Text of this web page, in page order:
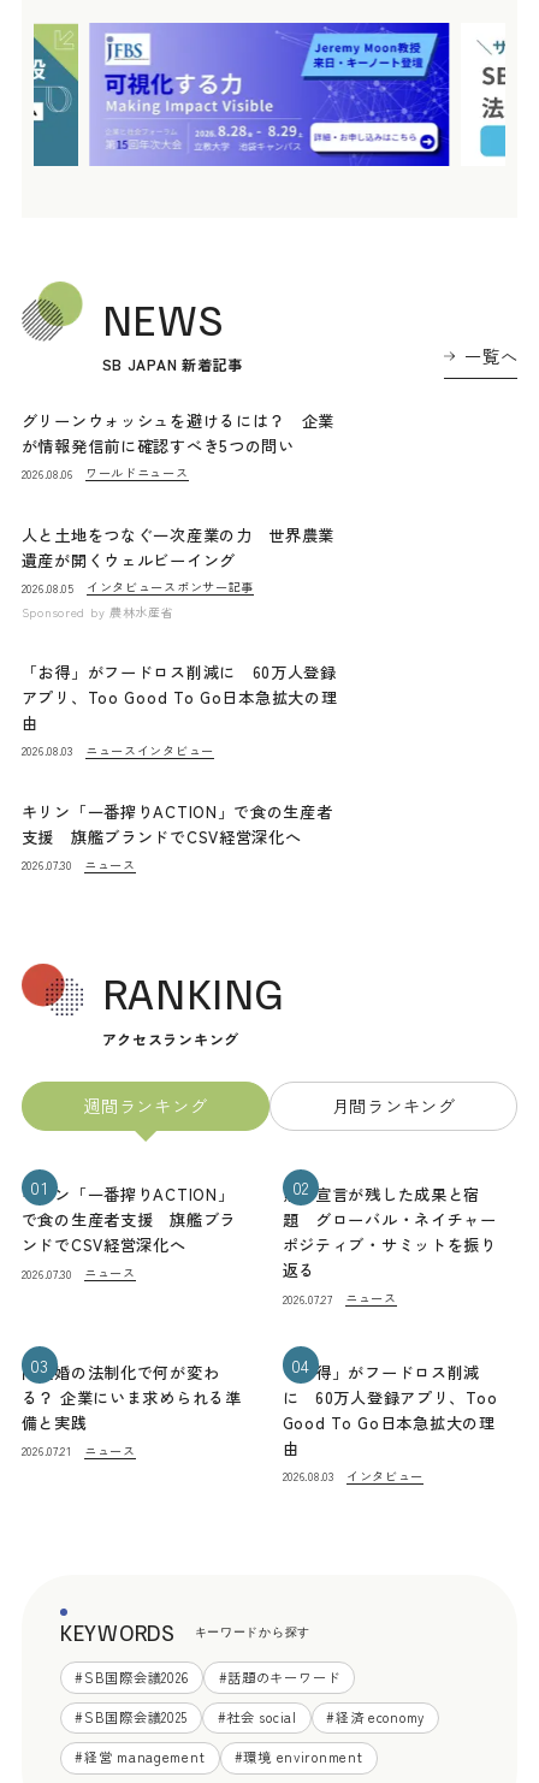
NEWS
SB JAPAN 新着記事 一覧へ
グリーンウォッシュを避けるには？ 企業
が情報発信前に確認すべき5つの問い
2026.08.06 ワールドニュース
人と土地をつなぐ一次産業の力 世界農業
遺産が開くウェルビーイング
2026.08.05 インタビュー スポンサー記事
Sponsored by 農林水産省
「お得」がフードロス削減に 60万人登録
アプリ、Too Good To Go日本急拡大の理
由
2026.08.03 ニュース インタビュー
キリン「一番搾りACTION」で食の生産者
支援 旗艦ブランドでCSV経営深化へ
2026.07.30 ニュース
RANKING
アクセスランキング
週間ランキング 月間ランキング
01
キリン「一番搾りACTION」
で食の生産者支援 旗艦ブラ
ンドでCSV経営深化へ
2026.07.30 ニュース
02
熊本宣言が残した成果と宿
題 グローバル・ネイチャー
ポジティブ・サミットを振り
返る
2026.07.27 ニュース
03
同性婚の法制化で何が変わ
る？ 企業にいま求められる準
備と実践
2026.07.21 ニュース
04
「お得」がフードロス削減
に 60万人登録アプリ、Too
Good To Go日本急拡大の理
由
2026.08.03 インタビュー
KEYWORDS キーワードから探す
#SB国際会議2026 #話題のキーワード
#SB国際会議2025 #社会 social #経済 economy
#経営 management #環境 environment